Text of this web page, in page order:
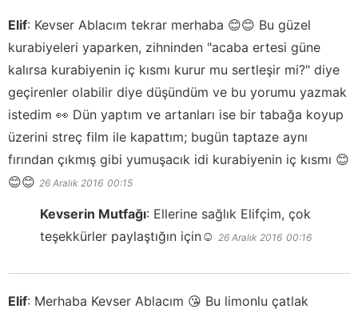
Elif: Kevser Ablacım tekrar merhaba 😊😊 Bu güzel
kurabiyeleri yaparken, zihninden "acaba ertesi güne
kalırsa kurabiyenin iç kısmı kurur mu sertleşir mi?" diye
geçirenler olabilir diye düşündüm ve bu yorumu yazmak
istedim 👀 Dün yaptım ve artanları ise bir tabağa koyup
üzerini streç film ile kapattım; bugün taptaze aynı
fırından çıkmış gibi yumuşacık idi kurabiyenin iç kısmı 😊
😊😊 26 Aralık 2016 00:15
Kevserin Mutfağı: Ellerine sağlık Elifçim, çok
teşekkürler paylaştığın için☺️ 26 Aralık 2016 00:16
Elif: Merhaba Kevser Ablacım 😘 Bu limonlu çatlak